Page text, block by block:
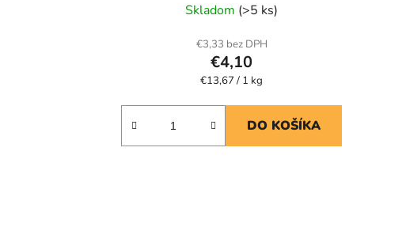
hodnotenie
produktu
je
5,0
z
hviezdičiek.
Skladom (>5 ks)
€3,33 bez DPH
€4,10
Jednotková
€13,67 / 1 kg
DO KOŠÍKA